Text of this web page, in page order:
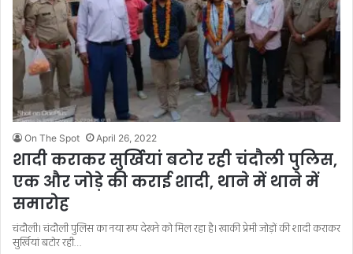
On The Spot April 26, 2022
शादी कराकर सुर्खियां बटोर रही चंदौली पुलिस,
एक और जोड़े की कराई शादी, थाने में थाने में
समारोह
चंदौली। चंदौली पुलिस का नया रूप देखने को मिल रहा है। खाकी प्रेमी जोड़ों की शादी कराकर
सुर्खियां बटोर रही…